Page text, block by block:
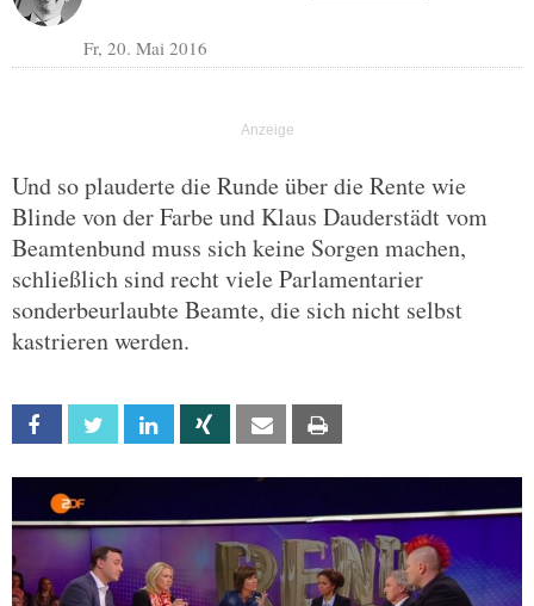
Fr, 20. Mai 2016
Und so plauderte die Runde über die Rente wie
Blinde von der Farbe und Klaus Dauderstädt vom
Beamtenbund muss sich keine Sorgen machen,
schließlich sind recht viele Parlamentarier
sonderbeurlaubte Beamte, die sich nicht selbst
kastrieren werden.
Facebook Twitter Linkedin Xing Email